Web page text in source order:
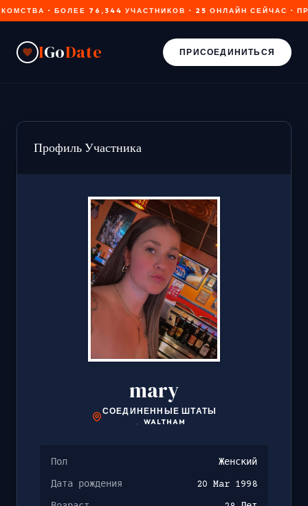
• БОЛЕЕ 76,344 УЧАСТНИКОВ • 25 ОНЛАЙН СЕЙЧАС •
IGoDate ПРИСОЕДИНИТЬСЯ
Профиль Участника
mary
СОЕДИНЕННЫЕ ШТАТЫ
, WALTHAM
Пол
Женский
Дата рождения
20 Mar 1998